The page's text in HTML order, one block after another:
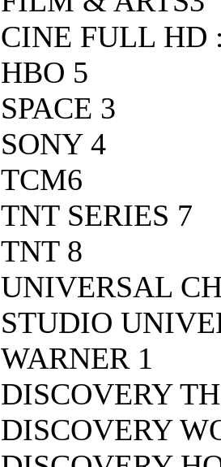
CINE FULL HD
HBO 5
SPACE 3
SONY 4
TCM6
TNT SERIES 7
TNT 8
UNIVERSAL
STUDIO
WARNER 1
DISCOVERY
DISCOVERY